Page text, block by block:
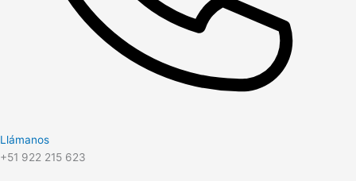
Llámanos
+51 922 215 623